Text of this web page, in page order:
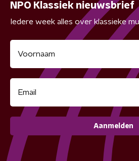
NPO Klassiek nieuwsbrief
Iedere week alles over klassieke
Aanmelden